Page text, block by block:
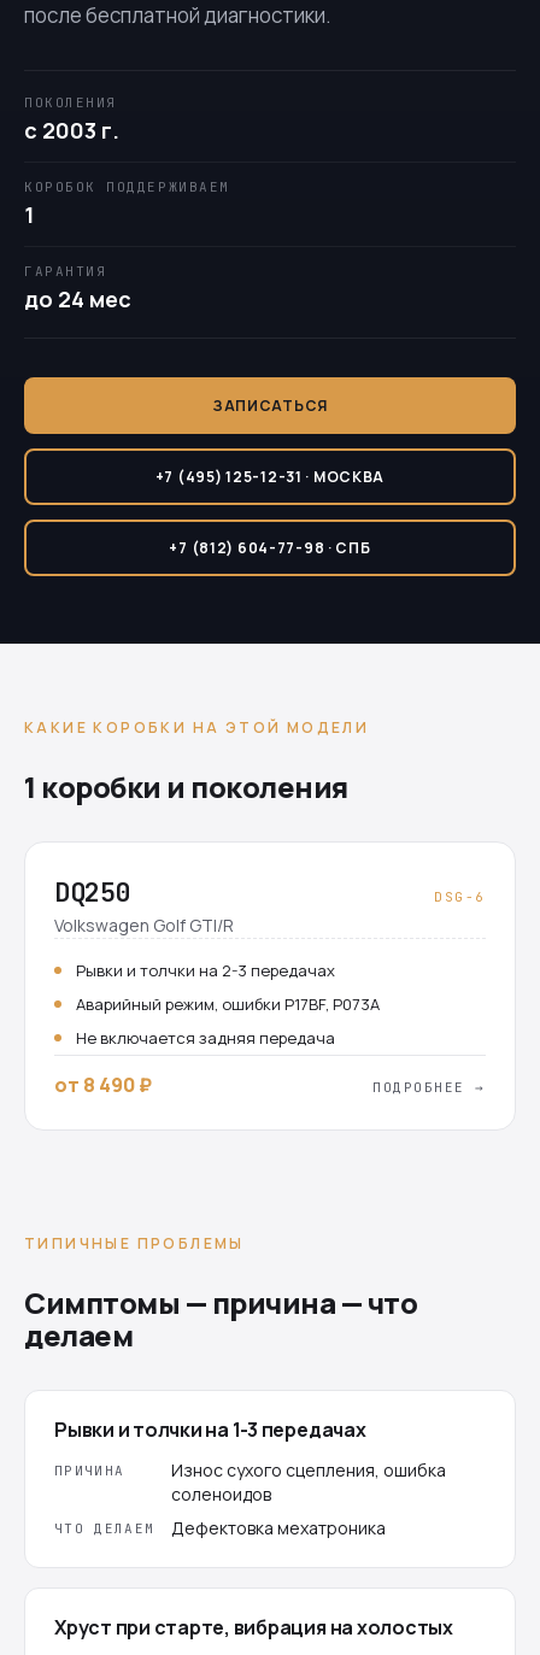
после бесплатной диагностики.
ПОКОЛЕНИЯ
с 2003 г.
КОРОБОК ПОДДЕРЖИВАЕМ
1
ГАРАНТИЯ
до 24 мес
ЗАПИСАТЬСЯ
+7 (495) 125-12-31 · МОСКВА
+7 (812) 604-77-98 · СПБ
КАКИЕ КОРОБКИ НА ЭТОЙ МОДЕЛИ
1 коробки и поколения
DQ250 DSG-6
Volkswagen Golf GTI/R
Рывки и толчки на 2-3 передачах
Аварийный режим, ошибки P17BF, P073A
Не включается задняя передача
от 8 490 ₽ ПОДРОБНЕЕ →
ТИПИЧНЫЕ ПРОБЛЕМЫ
Симптомы — причина — что
делаем
Рывки и толчки на 1-3 передачах
ПРИЧИНА
Износ сухого сцепления, ошибка
соленоидов
ЧТО ДЕЛАЕМ Дефектовка мехатроника
Хруст при старте, вибрация на холостых